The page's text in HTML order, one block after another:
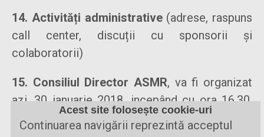
14. Activități administrative(adrese, raspuns
call center, discuții cu sponsorii și
colaboratorii)
15. Consiliul Director ASMR, va fi organizat
azi, 30 ianuarie 2018, incepând cu ora 16.30,
via telefon mobil.
Acest site folosește cookie-uri
Continuarea navigării reprezintă acceptul